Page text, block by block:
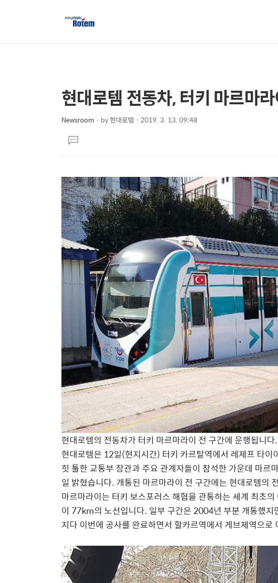
상
세
컨
텐
본
문
제
현대로템 전동차, 터키 마르마
Newsroom by현대로템 2019. 3. 13. 09:48
문댓
글
현대로템의 전동차가 터키 마르마라이 전 구간에 운행됩니다.
현대로템은 12일(현지시간) 터키 카르탈역에서 레제프 타
힛 툴한 교통부 장관과 주요 관계자들이 참석한 가운데 마르
일 밝혔습니다. 개통된 마르마라이 전 구간에는 현대로템의
마르마라이는 터키 보스포러스 해협을 관통하는 세계 최초
이 77km의 노선입니다. 일부 구간은 2004년 부분 개통했지
지다 이번에 공사를 완료하면서 할카르역에서 게브제역으